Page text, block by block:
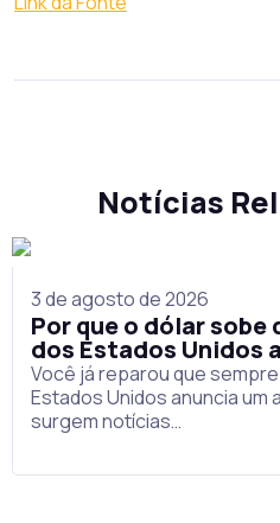
Notícias
3 de agosto de 2026
Por que o dólar sobe
dos Estados Unidos
Você já reparou que
Estados Unidos anuncia
surgem notícias…